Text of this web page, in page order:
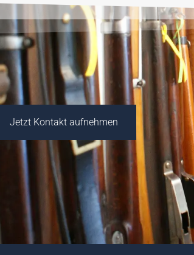
Jetzt Kontakt aufnehmen